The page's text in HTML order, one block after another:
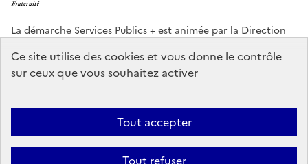
La démarche Services Publics + est animée par la Direction
info.gouv.fr service-public.gouv.fr
legifrance.gouv.fr
data.gouv.fr
Footer
Plan du site Accessibilité partiellement conforme Mentions légales
Ce site utilise des cookies et vous donne le contrôle
sur ceux que vous souhaitez activer
Tout accepter
Tout refuser